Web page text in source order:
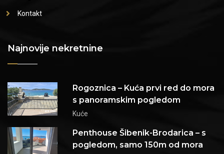
Kontakt
Najnovije nekretnine
Rogoznica – Kuća prvi red do mora
s panoramskim pogledom
Kuće
Penthouse Šibenik-Brodarica – s
pogledom, samo 150m od mora